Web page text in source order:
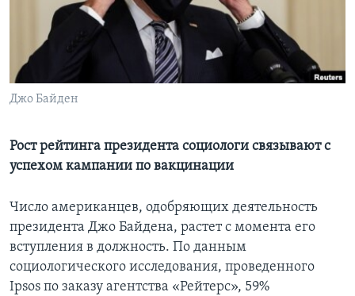
Learning English
СОЦИАЛЬНЫЕ СЕТИ
Языки
Джо Байден
Рост рейтинга президента социологи связывают с
успехом кампании по вакцинации
Число американцев, одобряющих деятельность
президента Джо Байдена, растет с момента его
вступления в должность. По данным
социологического исследования, проведенного
Ipsos по заказу агентства «Рейтерс», 59%